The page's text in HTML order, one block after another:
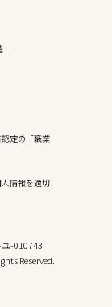
定の「職業
情報を適切
-010743
Reserved.